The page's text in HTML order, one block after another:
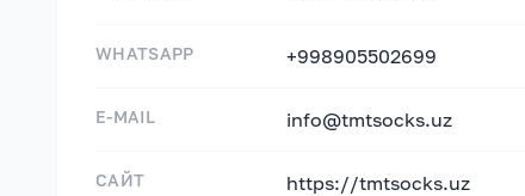
WHATSAPP +998905502699
E-MAIL info@tmtsocks.uz
САЙТ https://tmtsocks.uz